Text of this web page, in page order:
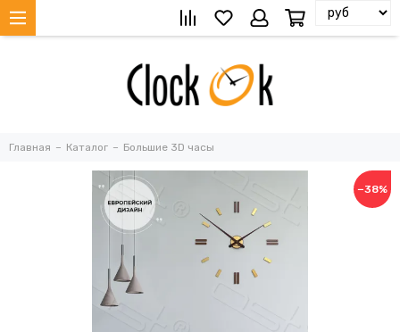
Главная Каталог Большие 3D часы
−38%